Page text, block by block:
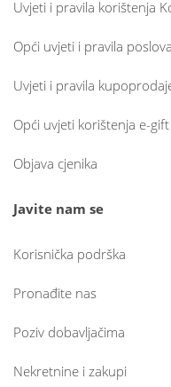
Uvjeti i pravila korištenja
Opći uvjeti i pravila
Uvjeti i pravila
Opći uvjeti korištenja e-
Objava cjenika
Javite nam se
Korisnička podrška
Pronađite nas
Poziv dobavljačima
Nekretnine i zakupi